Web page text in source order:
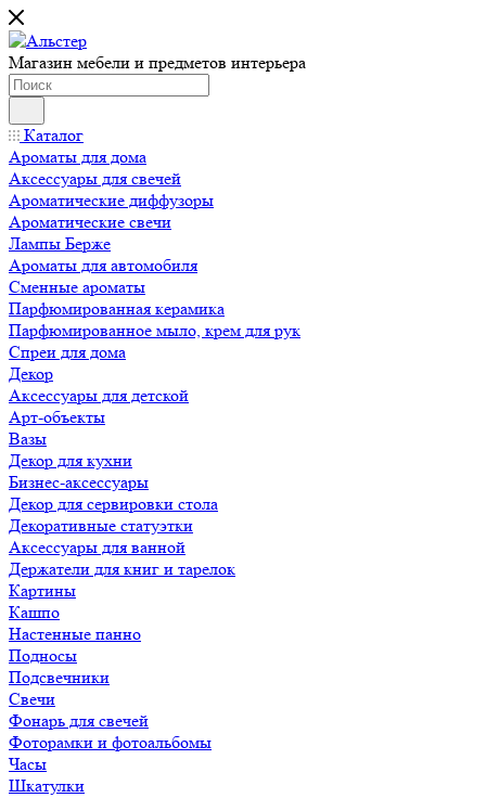
Магазин мебели и предметов интерьера
Каталог
Ароматы для дома
Аксессуары для свечей
Ароматические диффузоры
Ароматические свечи
Лампы Берже
Ароматы для автомобиля
Сменные ароматы
Парфюмированная керамика
Парфюмированное мыло, крем для рук
Спреи для дома
Декор
Аксессуары для детской
Арт-объекты
Вазы
Декор для кухни
Бизнес-аксессуары
Декор для сервировки стола
Декоративные статуэтки
Аксессуары для ванной
Держатели для книг и тарелок
Картины
Кашпо
Настенные панно
Подносы
Подсвечники
Свечи
Фонарь для свечей
Фоторамки и фотоальбомы
Часы
Шкатулки